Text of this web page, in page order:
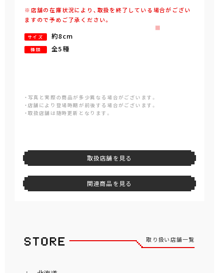
※店舗の在庫状況により、取扱を終了している場合がござい
ますので予めご了承ください。
サイズ 約8cm
種類 全5種
・写真と実際の商品が多少異なる場合がございます。
・店舗により登場時期が前後する場合がございます。
・取扱店舗は随時更新となります。
取扱店舗を見る
関連商品を見る
取り扱い店舗一覧